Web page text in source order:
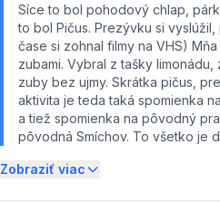
Síce to bol pohodový chlap,
to bol Pičus. Prezývku si
čase si zohnal filmy na VHS)
zubami. Vybral z tašky
zuby bez ujmy. Skrátka pičus,
aktivita je teda taká spomienka
a tiež spomienka na pôvodný
pôvodná Smíchov. To všetko je
Zobraziť viac